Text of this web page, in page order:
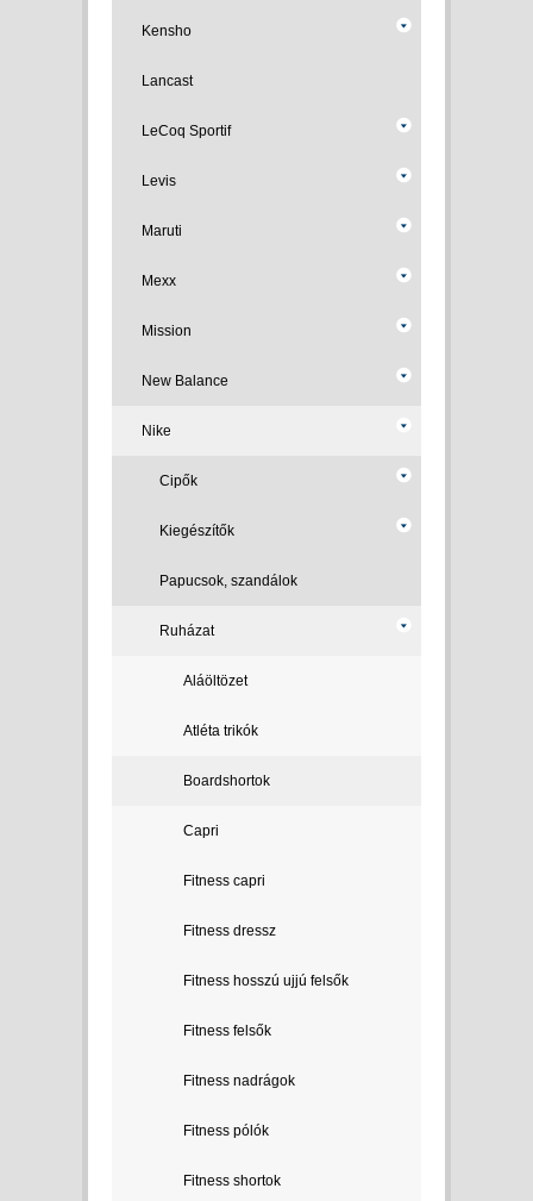
Kensho
Lancast
LeCoq Sportif
Levis
Maruti
Mexx
Mission
New Balance
Nike
Cipők
Kiegészítők
Papucsok, szandálok
Ruházat
Aláöltözet
Atléta trikók
Boardshortok
Capri
Fitness capri
Fitness dressz
Fitness hosszú ujjú felsők
Fitness felsők
Fitness nadrágok
Fitness pólók
Fitness shortok